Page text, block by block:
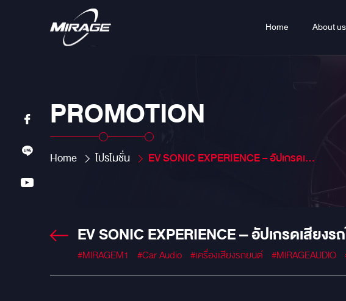
Home About us
PROMOTION
Home โปรโมชั่น EV SONIC EXPERIENCE – อัปเกรดเสียงรถไฟฟ้าให้เหนือระดับกับโปรสุดคุ้ม!
EV SONIC EXPERIENCE – อัปเกรดเสียง
#MIRAGEM1 #Car Audio #เครื่องเสียงรถยนต์ #MIRAGEAUDIO